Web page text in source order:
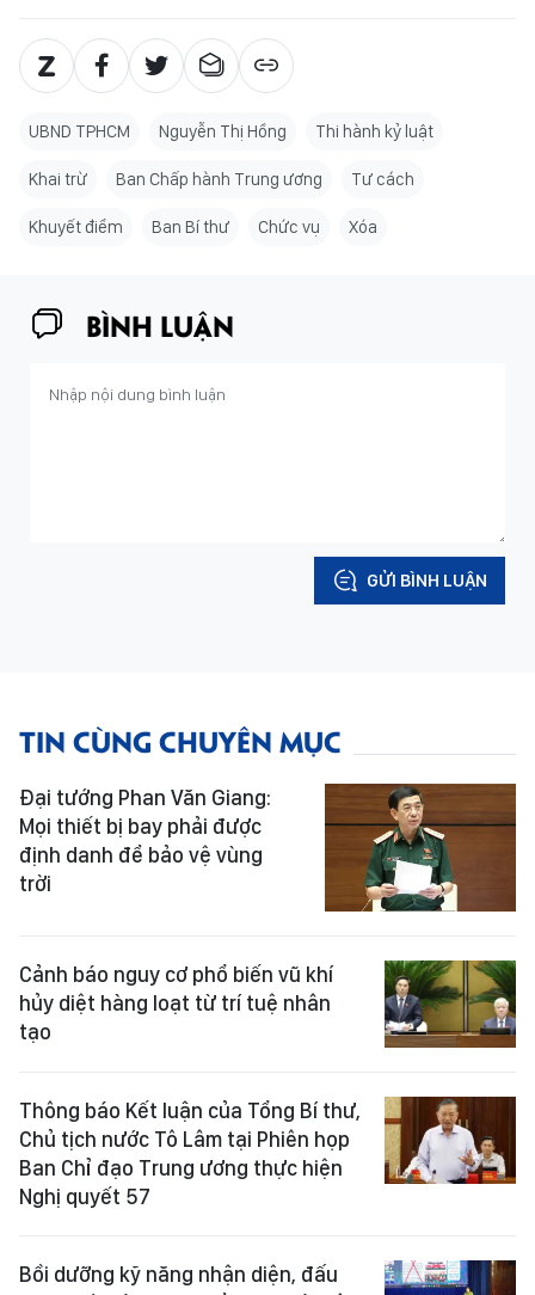
UBND TPHCM Nguyễn Thị Hồng Thi hành kỷ luật
Khai trừ Ban Chấp hành Trung ương Tư cách
Khuyết điểm Ban Bí thư Chức vụ Xóa
BÌNH LUẬN
GỬI BÌNH LUẬN
TIN CÙNG CHUYÊN MỤC
Đại tướng Phan Văn Giang:
Mọi thiết bị bay phải được
định danh để bảo vệ vùng
trời
Cảnh báo nguy cơ phổ biến vũ khí
hủy diệt hàng loạt từ trí tuệ nhân
tạo
Thông báo Kết luận của Tổng Bí thư,
Chủ tịch nước Tô Lâm tại Phiên họp
Ban Chỉ đạo Trung ương thực hiện
Nghị quyết 57
Bồi dưỡng kỹ năng nhận diện, đấu